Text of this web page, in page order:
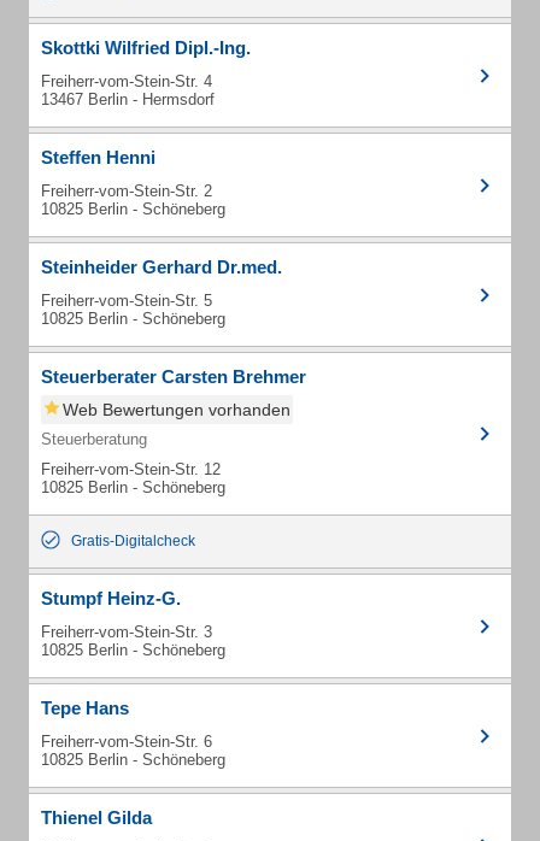
Skottki Wilfried Dipl.-Ing.
Freiherr-vom-Stein-Str. 4
13467 Berlin - Hermsdorf
Steffen Henni
Freiherr-vom-Stein-Str. 2
10825 Berlin - Schöneberg
Steinheider Gerhard Dr.med.
Freiherr-vom-Stein-Str. 5
10825 Berlin - Schöneberg
Steuerberater Carsten Brehmer
Web Bewertungen vorhanden
Steuerberatung
Freiherr-vom-Stein-Str. 12
10825 Berlin - Schöneberg
Gratis-Digitalcheck
Stumpf Heinz-G.
Freiherr-vom-Stein-Str. 3
10825 Berlin - Schöneberg
Tepe Hans
Freiherr-vom-Stein-Str. 6
10825 Berlin - Schöneberg
Thienel Gilda